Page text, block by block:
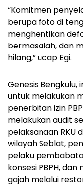
“Komitmen
berupa foto di
menghentikan
bermasalah, dan
hilang,” ucap Egi.
Genesis
untuk melakukan
penerbitan izin
melakukan audit
pelaksanaan RKU
wilayah Seblat,
pelaku
konsesi PBPH,
gajah melalui